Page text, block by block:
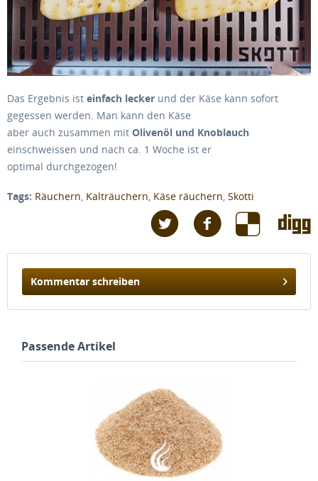
Das Ergebnis ist einfach lecker und der Käse kann sofort
gegessen werden. Man kann den Käse
aber auch zusammen mit Olivenöl und Knoblauch
einschweissen und nach ca. 1 Woche ist er
optimal durchgezogen!
Tags: Räuchern, Kalträuchern, Käse räuchern, Skotti
Kommentar schreiben
Passende Artikel